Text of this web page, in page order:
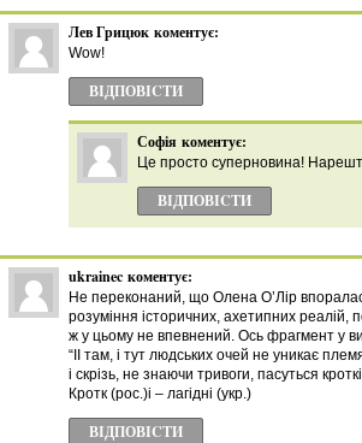
Лев Грицюк коментує:
Wow!
ВІДПОВІCТИ
Софія коментує:
Це просто суперновина!
ВІДПОВІCТИ
ukrainec коментує:
Не переконаний, що Олена О’Лір
розуміння історичних, ахетипних
ж у цьому не впевнений. Ось фрагмент у
“ІІ там, і тут людських очей не уникає
і скрізь, не знаючи тривоги, пасуться
Кротк (рос.)і – лагідні (укр.)
ВІДПОВІCТИ